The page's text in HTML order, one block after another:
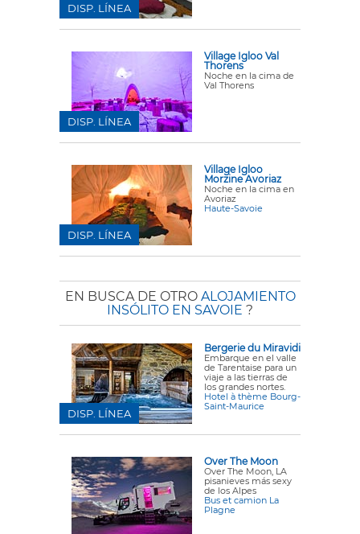
DISP. LÍNEA
Village Igloo Val
Thorens
Noche en la cima de
Val Thorens
DISP. LÍNEA
Village Igloo
Morzine Avoriaz
Noche en la cima en
Avoriaz
Haute-Savoie
DISP. LÍNEA
EN BUSCA DE OTRO ALOJAMIENTO
INSÓLITO EN SAVOIE ?
Bergerie du Miravidi
Embarque en el valle
de Tarentaise para un
viaje a las tierras de
los grandes nortes.
Hotel à thème Bourg-
Saint-Maurice
DISP. LÍNEA
Over The Moon
Over The Moon, LA
pisanieves más sexy
de los Alpes
Bus et camion La
Plagne